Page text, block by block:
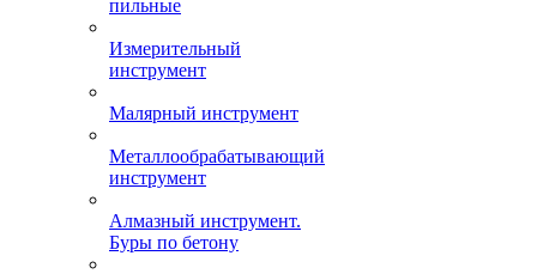
пильные
Измерительный
инструмент
Малярный инструмент
Металлообрабатывающий
инструмент
Алмазный инструмент.
Буры по бетону